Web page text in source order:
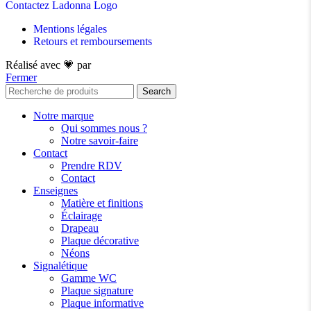
Contactez Ladonna Logo
Mentions légales
Retours et remboursements
Réalisé avec 💗 par
Fermer
Search
Notre marque
Qui sommes nous ?
Notre savoir-faire
Contact
Prendre RDV
Contact
Enseignes
Matière et finitions
Éclairage
Drapeau
Plaque décorative
Néons
Signalétique
Gamme WC
Plaque signature
Plaque informative